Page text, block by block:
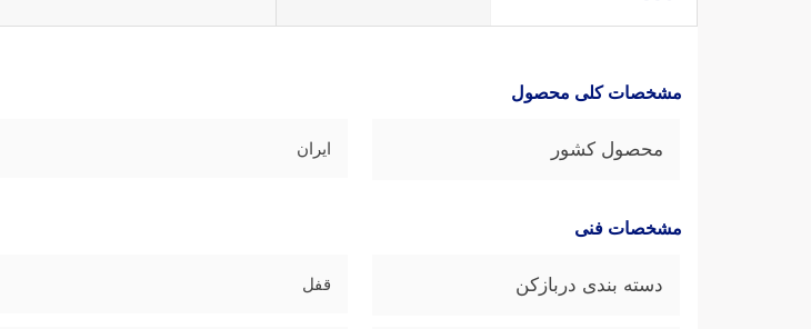
مشخصات کلی محصول
محصول کشور ایران
مشخصات فنی
دسته بندی دربازکن قفل